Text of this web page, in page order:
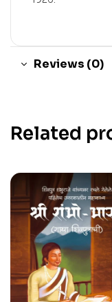
Reviews (0)
Related